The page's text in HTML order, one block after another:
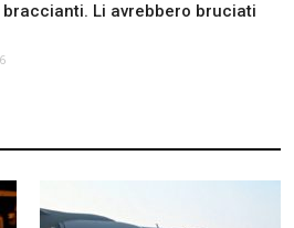
Li avrebbero bruciati